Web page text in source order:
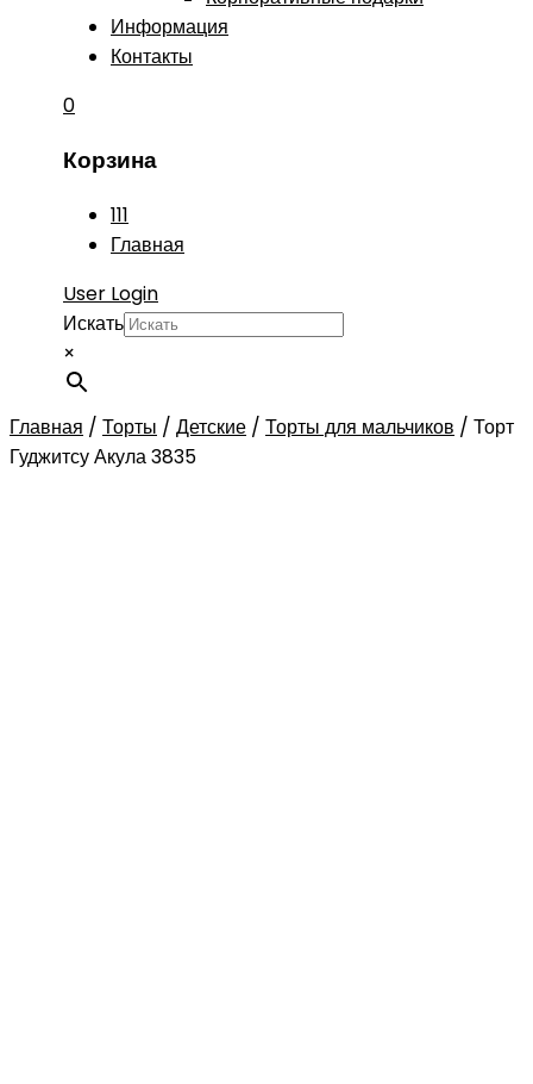
Информация
Контакты
0
Корзина
111
Главная
User Login
Искать
×
Главная / Торты / Детские / Торты для мальчиков / Торт
Гуджитсу Акула 3835